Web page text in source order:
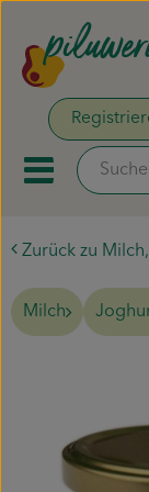
Unsere
Aktionen &
Pflanzen &
Zurück zu
Milch